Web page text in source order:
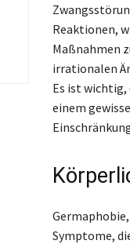
Reaktionen,
Maßnahmen
irrationalen
Es ist wichtig,
einem
Symptome,